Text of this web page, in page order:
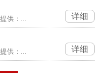
供：... 详细
供：... 详细